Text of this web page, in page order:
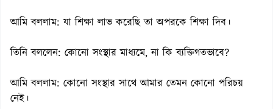
আমি বললাম: যা শিক্ষা লাভ করেছি তা অপরকে শিক্ষা দিব।
তিনি বললেন: কোনো সংস্থার মাধ্যমে, না কি ব্যক্তিগতভাবে?
আমি বললাম: কোনো সংস্থার সাথে আমার তেমন কোনো পরিচয়
নেই।